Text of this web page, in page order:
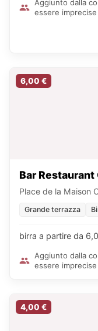
Aggiunto dalla
essere imprecise
6,00 €
Bar Restaurant
Place de la Maison
Grande terrazza
birra a partire da
Aggiunto dalla
essere imprecise
4,00 €